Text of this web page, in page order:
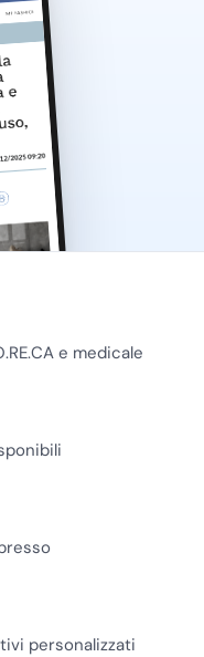
e medicale
personalizzati